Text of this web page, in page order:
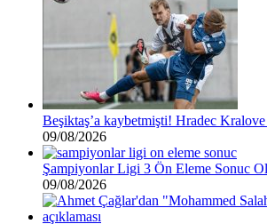
Beşiktaş’a kaybetmişti! Hradec
09/08/2026
Şampiyonlar Ligi 3 Ön Eleme Sonuc
09/08/2026